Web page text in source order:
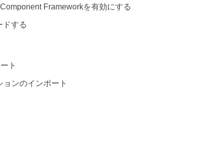
Frameworkを有効にする
ドする
ト
ンのインポート